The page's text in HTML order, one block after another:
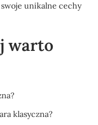
unikalne cechy
warto
klasyczna?